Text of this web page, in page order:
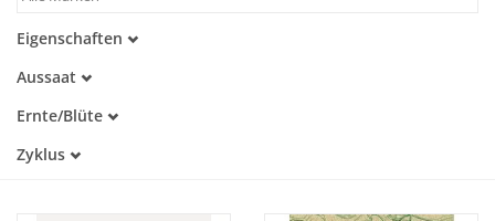
Geschenkideen
Katalog
Eigenschaften
Alte Sorte
Trockenheitstolerant
Lichtkeimer
Aussaat
März
April
Ernte/Blüte
Februar
Zyklus